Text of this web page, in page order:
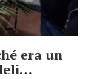
era un